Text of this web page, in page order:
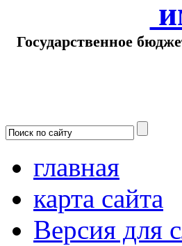
Государственное
главная
карта сайта
Версия для